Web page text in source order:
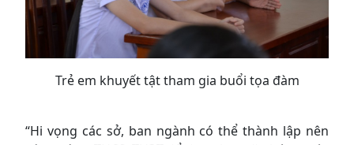
Trẻ em khuyết tật tham gia buổi tọa đàm
“Hi vọng các sở, ban ngành có thể thành lập nên